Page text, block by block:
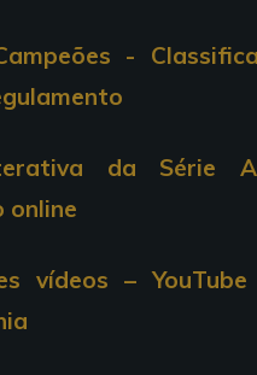
-
da Série
online
vídeos – YouTube